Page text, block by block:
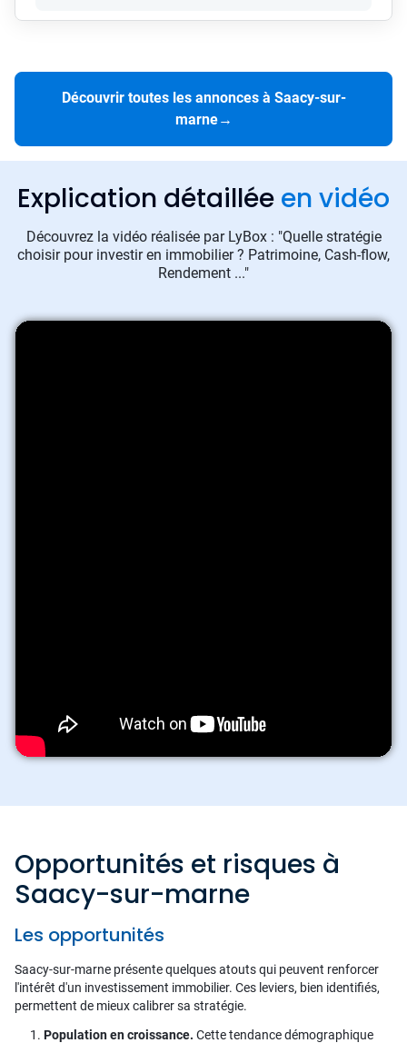
Découvrir toutes les annonces à Saacy-sur-
marne→
Explication détaillée en vidéo
Découvrez la vidéo réalisée par LyBox : "Quelle stratégie
choisir pour investir en immobilier ? Patrimoine, Cash-flow,
Rendement ..."
Opportunités et risques à
Saacy-sur-marne
Les opportunités
Saacy-sur-marne présente quelques atouts qui peuvent renforcer
l'intérêt d'un investissement immobilier. Ces leviers, bien identifiés,
permettent de mieux calibrer sa stratégie.
Population en croissance. Cette tendance démographique